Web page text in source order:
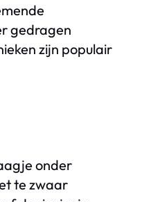
gedragen
zijn populair
onder
te zwaar